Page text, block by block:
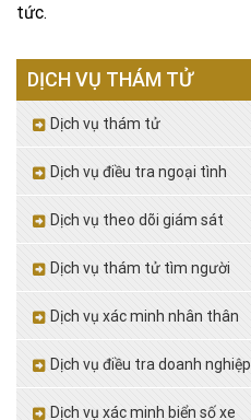
tức.
DỊCH VỤ THÁM TỬ
Dịch vụ thám tử
Dịch vụ điều tra ngoại tình
Dịch vụ theo dõi giám sát
Dịch vụ thám tử tìm người
Dịch vụ xác minh nhân thân
Dịch vụ điều tra doanh nghiệp
Dịch vụ xác minh biển số xe